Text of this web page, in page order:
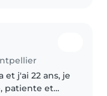
et j'ai 22 ans, je
patiente et